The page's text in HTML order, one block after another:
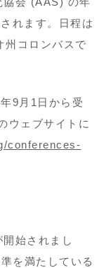
れます。日程は
州コロンバスで
9月1日から受
ウェブサイトに
conferences-
始されまし
を満たしている